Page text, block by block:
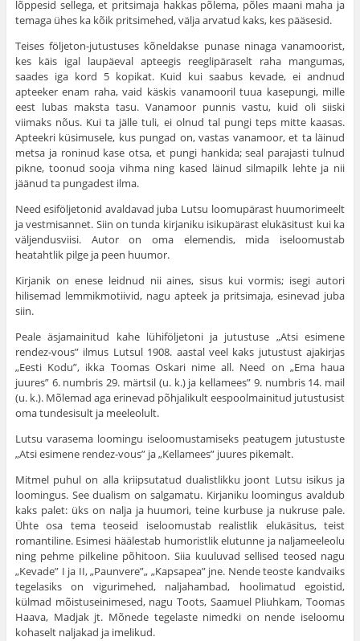
lõppesid sellega, et pritsimaja hakkas põlema, põles maani maha ja
temaga ühes ka kõik pritsimehed, välja arvatud kaks, kes pääsesid.
Teises följeton-jutustuses kõneldakse punase ninaga vanamoorist,
kes käis igal laupäeval apteegis reeglipäraselt raha mangumas,
saades iga kord 5 kopikat. Kuid kui saabus kevade, ei andnud
apteeker enam raha, vaid käskis vanamooril tuua kasepungi, mille
eest lubas maksta tasu. Vanamoor punnis vastu, kuid oli siiski
viimaks nõus. Kui ta jälle tuli, ei olnud tal pungi teps mitte kaasas.
Apteekri küsimusele, kus pungad on, vastas vanamoor, et ta läinud
metsa ja roninud kase otsa, et pungi hankida; seal parajasti tulnud
pikne, toonud sooja vihma ning kased läinud silmapilk lehte ja nii
jäänud ta pungadest ilma.
Need esiföljetonid avaldavad juba Lutsu loomupärast huumorimeelt
ja vestmisannet. Siin on tunda kirjaniku isikupärast elukäsitust kui ka
väljendusviisi. Autor on oma elemendis, mida iseloomustab
heatahtlik pilge ja peen huumor.
Kirjanik on enese leidnud nii aines, sisus kui vormis; isegi autori
hilisemad lemmikmotiivid, nagu apteek ja pritsimaja, esinevad juba
siin.
Peale äsjamainitud kahe lühiföljetoni ja jutustuse „Atsi esimene
rendez-vous” ilmus Lutsul 1908. aastal veel kaks jutustust ajakirjas
„Eesti Kodu”, ikka Toomas Oskari nime all. Need on „Ema haua
juures” 6. numbris 29. märtsil (u. k.) ja kellamees” 9. numbris 14. mail
(u. k.). Mõlemad aga erinevad põhjalikult eespoolmainitud jutustusist
oma tundesisult ja meeleolult.
Lutsu varasema loomingu iseloomustamiseks peatugem jutustuste
„Atsi esimene rendez-vous” ja „Kellamees” juures pikemalt.
Mitmel puhul on alla kriipsutatud dualistlikku joont Lutsu isikus ja
loomingus. See dualism on salgamatu. Kirjaniku loomingus avaldub
kaks palet: üks on nalja ja huumori, teine kurbuse ja nukruse pale.
Ühte osa tema teoseid iseloomustab realistlik elukäsitus, teist
romantiline. Esimesi häälestab humoristlik elutunne ja naljameeleolu
ning pehme pilkeline põhitoon. Siia kuuluvad sellised teosed nagu
„Kevade” I ja II, „Paunvere”„ „Kapsapea” jne. Nende teoste kandvaiks
tegelasiks on vigurimehed, naljahambad, hoolimatud egoistid,
külmad mõistuseinimesed, nagu Toots, Saamuel Pliuhkam, Toomas
Haava, Madjak jt. Mõnede tegelaste nimedki on nende iseloomu
kohaselt naljakad ja imelikud.